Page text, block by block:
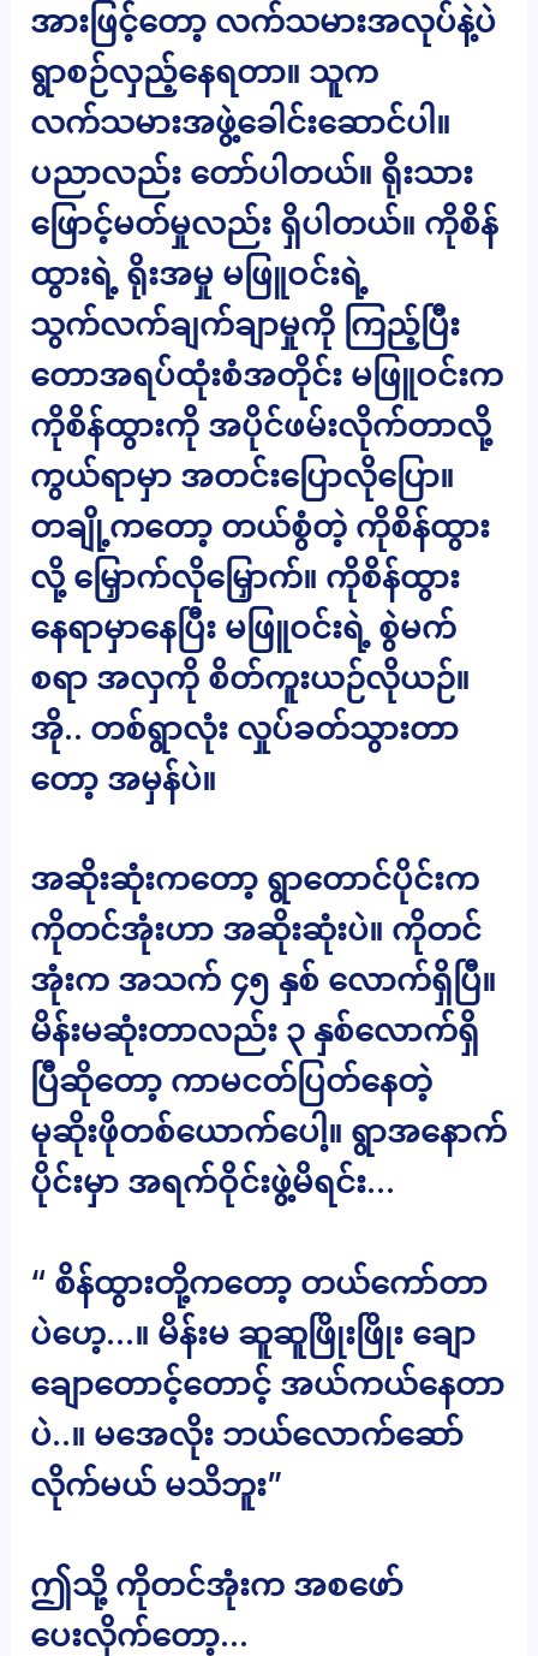
အားဖြင့်တော့ လက်သမားအလုပ်နဲ့ပဲ
ရွာစဉ်လှည့်နေရတာ။ သူက
လက်သမားအဖွဲ့ခေါင်းဆောင်ပါ။
ပညာလည်း တော်ပါတယ်။ ရိုးသား
ဖြောင့်မတ်မှုလည်း ရှိပါတယ်။ ကိုစိန်
ထွားရဲ့ ရိုးအမှု မဖြူဝင်းရဲ့
သွက်လက်ချက်ချာမှုကို ကြည့်ပြီး
တောအရပ်ထုံးစံအတိုင်း မဖြူဝင်းက
ကိုစိန်ထွားကို အပိုင်ဖမ်းလိုက်တာလို့
ကွယ်ရာမှာ အတင်းပြောလိုပြော။
တချို့ကတော့ တယ်စွံတဲ့ ကိုစိန်ထွား
လို့ မြှောက်လိုမြှောက်။ ကိုစိန်ထွား
နေရာမှာနေပြီး မဖြူဝင်းရဲ့ စွဲမက်
စရာ အလှကို စိတ်ကူးယဉ်လိုယဉ်။
အို.. တစ်ရွာလုံး လှုပ်ခတ်သွားတာ
တော့ အမှန်ပဲ။
အဆိုးဆုံးကတော့ ရွာတောင်ပိုင်းက
ကိုတင်အုံးဟာ အဆိုးဆုံးပဲ။ ကိုတင်
အုံးက အသက် ၄၅ နှစ် လောက်ရှိပြီ။
မိန်းမဆုံးတာလည်း ၃ နှစ်လောက်ရှိ
ပြီဆိုတော့ ကာမငတ်ပြတ်နေတဲ့
မုဆိုးဖိုတစ်ယောက်ပေါ့။ ရွာအနောက်
ပိုင်းမှာ အရက်ဝိုင်းဖွဲ့မိရင်း…
“ စိန်ထွားတို့ကတော့ တယ်ကော်တာ
ပဲဟေ့…။ မိန်းမ ဆူဆူဖြိုးဖြိုး ချော
ချောတောင့်တောင့် အယ်ကယ်နေတာ
ပဲ..။ မအေလိုး ဘယ်လောက်ဆော်
လိုက်မယ် မသိဘူး”
ဤသို့ ကိုတင်အုံးက အစဖော်
ပေးလိုက်တော့…